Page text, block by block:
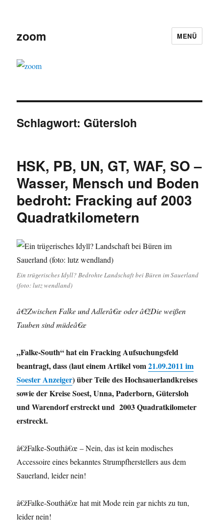
zoom MENÜ
Schlagwort: Gütersloh
HSK, PB, UN, GT, WAF, SO –
Wasser, Mensch und Boden
bedroht: Fracking auf 2003
Quadratkilometern
Ein trügerisches Idyll? Bedrohte Landschaft bei Büren im Sauerland
(foto: lutz wendland)
â€žZwischen Falke und Adlerâ€œ oder â€žDie weißen
Tauben sind müdeâ€œ
„Falke-South“ hat ein Fracking Aufsuchungsfeld
beantragt, dass (laut einem Artikel vom21.09.2011 im
Soester Anzeiger) über Teile des Hochsauerlandkreises
sowie der Kreise Soest, Unna, Paderborn, Gütersloh
und Warendorf erstreckt und 2003 Quadratkilometer
erstreckt.
â€žFalke-Southâ€œ – Nein, das ist kein modisches
Accessoire eines bekanntes Strumpfherstellers aus dem
Sauerland, leider nein!
â€žFalke-Southâ€œ hat mit Mode rein gar nichts zu tun,
leider nein!